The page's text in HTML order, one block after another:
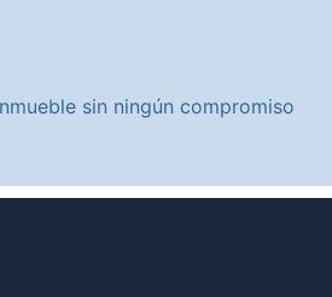
sin ningún compromiso